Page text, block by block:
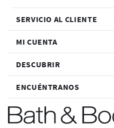
SERVICIO AL CLIENTE
MI CUENTA
DESCUBRIR
ENCUÉNTRANOS